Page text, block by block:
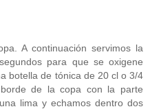
A continuación servimos la
para que se oxigene
botella de tónica de 20 cl o 3/4
de la copa con la parte
lima y echamos dentro dos